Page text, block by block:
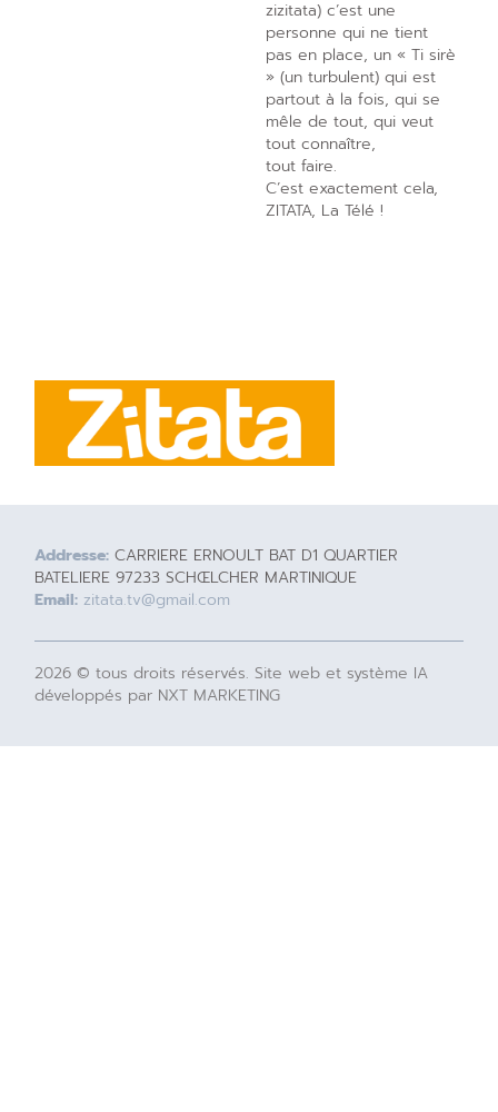
zizitata) c’est une
personne qui ne tient
pas en place, un « Ti sirè
» (un turbulent) qui est
partout à la fois, qui se
mêle de tout, qui veut
tout connaître,
tout faire.
C’est exactement cela,
ZITATA, La Télé !
Addresse: CARRIERE ERNOULT BAT D1 QUARTIER
BATELIERE 97233 SCHŒLCHER MARTINIQUE
Email: zitata.tv@gmail.com
2026 © tous droits réservés. Site web et système IA
développés par NXT MARKETING